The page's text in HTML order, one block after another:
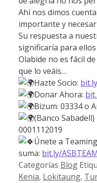
Ahí nos dimos
importante y
Su respuesta a
significaría para ellos
Olabide no es fácil
que lo veáis…
Hazte Socio:
Donar Ahora:
Bizum: 03334 o
(Banco Sabadell)
0001112019
Únete a
suma: bit.ly/
Categorías Blog
Kenia, Lokitaung,